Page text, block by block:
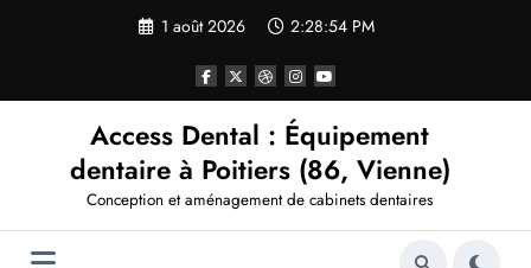
1 août 2026 2:28:54 PM
Access Dental : Équipement
dentaire à Poitiers (86, Vienne)
Conception et aménagement de cabinets dentaires